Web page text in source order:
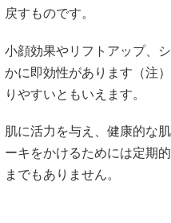
戻すものです。
小顔効果やリフトアップ、
かに即効性があります（注
りやすいともいえます。
肌に活力を与え、健康的な
ーキをかけるためには定期
までもありません。